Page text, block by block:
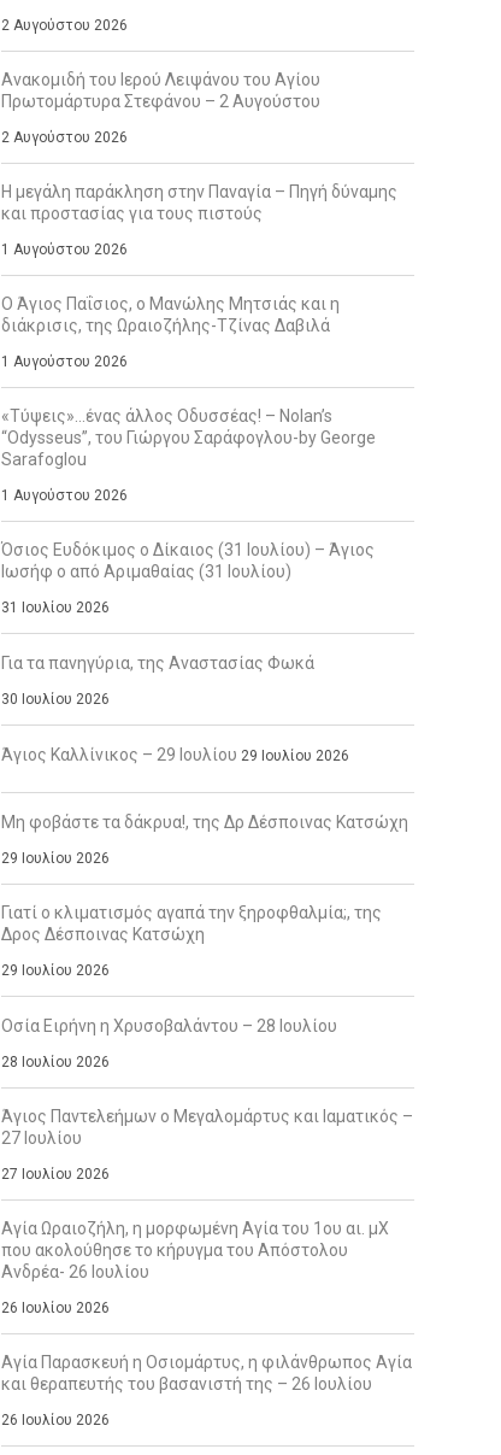
2 Αυγούστου 2026
Ανακομιδή του Ιερού Λειψάνου του Αγίου
Πρωτομάρτυρα Στεφάνου – 2 Αυγούστου
2 Αυγούστου 2026
Η μεγάλη παράκληση στην Παναγία – Πηγή δύναμης
και προστασίας για τους πιστούς
1 Αυγούστου 2026
Ο Άγιος Παΐσιος, ο Μανώλης Μητσιάς και η
διάκρισις, της Ωραιοζήλης-Τζίνας Δαβιλά
1 Αυγούστου 2026
«Τύψεις»…ένας άλλος Οδυσσέας! – Nolan’s
“Odysseus”, του Γιώργου Σαράφογλου-by George
Sarafoglou
1 Αυγούστου 2026
Όσιος Ευδόκιμος ο Δίκαιος (31 Ιουλίου) – Άγιος
Ιωσήφ ο από Αριμαθαίας (31 Ιουλίου)
31 Ιουλίου 2026
Για τα πανηγύρια, της Αναστασίας Φωκά
30 Ιουλίου 2026
Άγιος Καλλίνικος – 29 Ιουλίου 29 Ιουλίου 2026
Μη φοβάστε τα δάκρυα!, της Δρ Δέσποινας Κατσώχη
29 Ιουλίου 2026
Γιατί ο κλιματισμός αγαπά την ξηροφθαλμία;, της
Δρος Δέσποινας Κατσώχη
29 Ιουλίου 2026
Οσία Ειρήνη η Χρυσοβαλάντου – 28 Ιουλίου
28 Ιουλίου 2026
Άγιος Παντελεήμων ο Μεγαλομάρτυς και Ιαματικός –
27 Ιουλίου
27 Ιουλίου 2026
Αγία Ωραιοζήλη, η μορφωμένη Αγία του 1ου αι. μΧ
που ακολούθησε το κήρυγμα του Απόστολου
Ανδρέα- 26 Ιουλίου
26 Ιουλίου 2026
Αγία Παρασκευή η Οσιομάρτυς, η φιλάνθρωπος Αγία
και θεραπευτής του βασανιστή της – 26 Ιουλίου
26 Ιουλίου 2026